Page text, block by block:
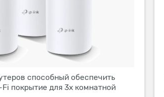
способный обеспечить
покрытие для 3х комнатной